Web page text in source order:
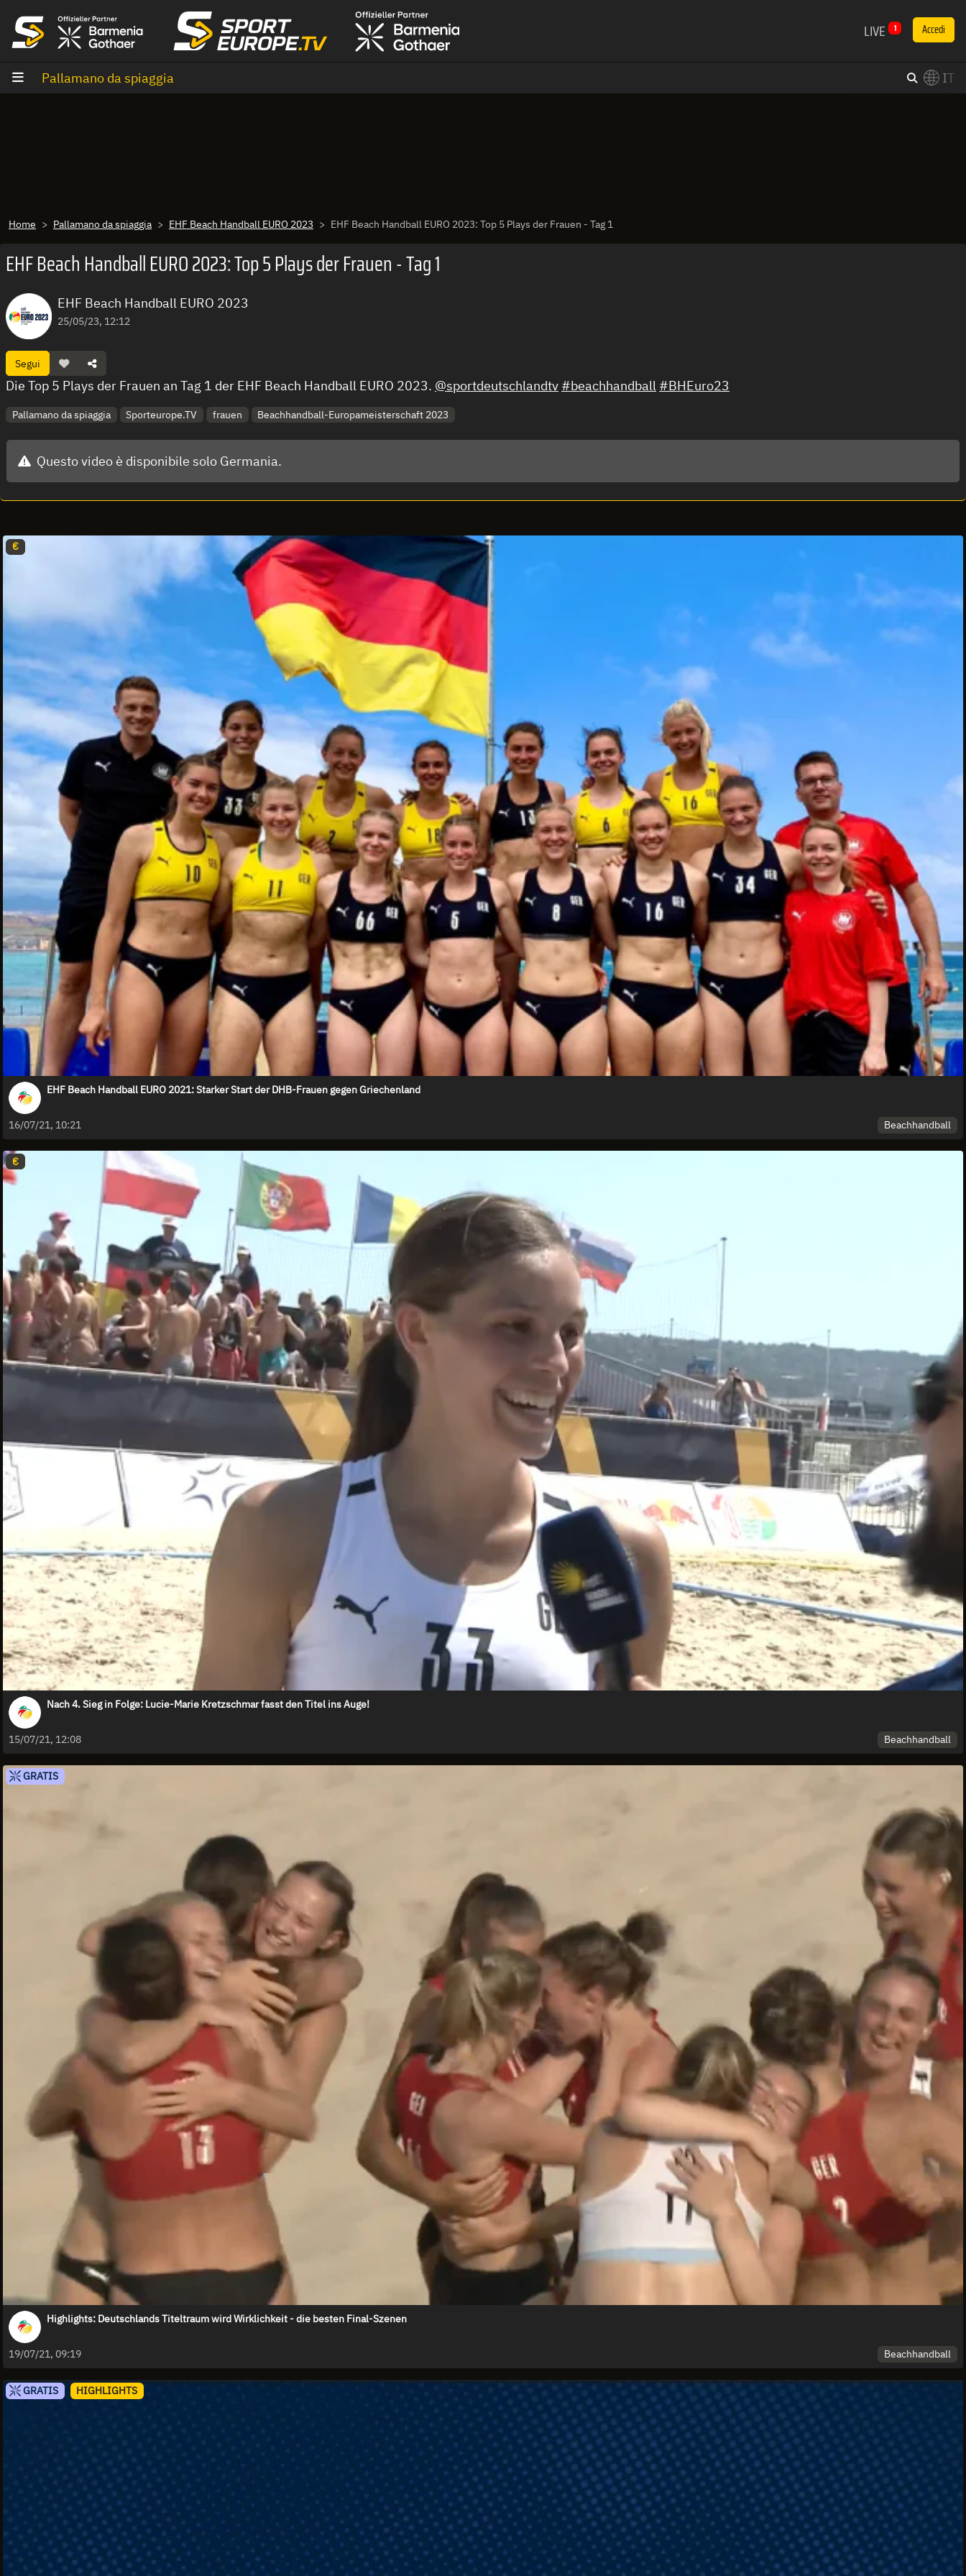
LIVE 1 Accedi
Pallamano da spiaggia IT
Home Pallamano da spiaggia EHF Beach Handball EURO 2023 EHF Beach Handball EURO 2023: Top 5 Plays der Frauen - Tag 1
EHF Beach Handball EURO 2023: Top 5 Plays der Frauen - Tag 1
EHF Beach Handball EURO 2023
25/05/23, 12:12
Segui
Die Top 5 Plays der Frauen an Tag 1 der EHF Beach Handball EURO 2023. @sportdeutschlandtv #beachhandball #BHEuro23
Pallamano da spiaggia Sporteurope.TV frauen Beachhandball-Europameisterschaft 2023
Questo video è disponibile solo Germania.
€
EHF Beach Handball EURO 2021: Starker Start der DHB-Frauen gegen Griechenland
16/07/21, 10:21 Beachhandball
€
Nach 4. Sieg in Folge: Lucie-Marie Kretzschmar fasst den Titel ins Auge!
15/07/21, 12:08 Beachhandball
GRATIS
Highlights: Deutschlands Titeltraum wird Wirklichkeit - die besten Final-Szenen
19/07/21, 09:19 Beachhandball
GRATIS HIGHLIGHTS